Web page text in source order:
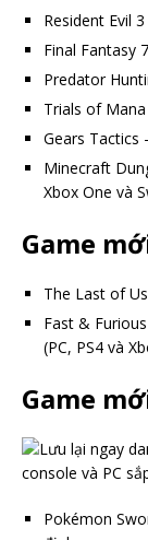
Resident Evil
Final Fantasy
Predator
Trials of
Gears Tactics
Minecraft
Xbox One và
Game
The Last of
Fast &
(PC, PS4 và
Game
Pokémon